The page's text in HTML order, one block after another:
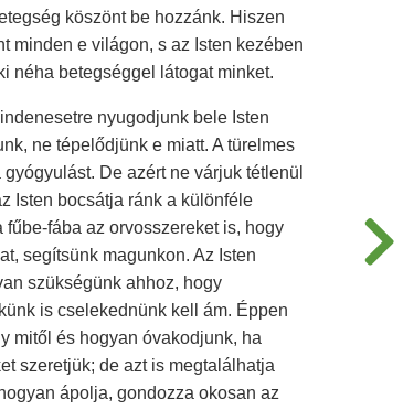
köszönt be hozzánk. Hiszen
minden e világon, s az Isten kezében
néha betegséggel látogat minket.
nyugodjunk bele Isten
ne tépelődjünk e miatt. A türelmes
De azért ne várjuk tétlenül
Isten bocsátja ránk a különféle
fűbe-fába az orvosszereket is, hogy
segítsünk magunkon. Az Isten
szükségünk ahhoz, hogy
is cselekednünk kell ám. Éppen
mitől és hogyan óvakodjunk, ha
szeretjük; de azt is megtalálhatja
ápolja, gondozza okosan az